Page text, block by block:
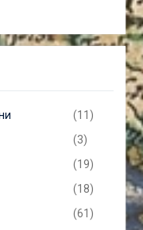
(11)
(3)
(19)
(18)
(61)